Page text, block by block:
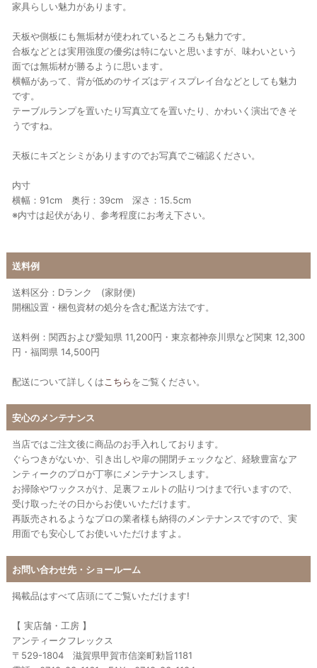
家具らしい魅力があります。
天板や側板にも無垢材が使われているところも魅力です。
合板などとは実用強度の優劣は特にないと思いますが、味わいという
面では無垢材が勝るように思います。
横幅があって、背が低めのサイズはディスプレイ台などとしても魅力
です。
テーブルランプを置いたり写真立てを置いたり、かわいく演出できそ
うですね。
天板にキズとシミがありますのでお写真でご確認ください。
内寸
横幅：91cm 奥行：39cm 深さ：15.5cm
※内寸は起伏があり、参考程度にお考え下さい。
送料例
送料区分：Dランク (家財便)
開梱設置・梱包資材の処分を含む配送方法です。
送料例：関西および愛知県 11,200円・東京都神奈川県など関東 12,300
円・福岡県 14,500円
配送について詳しくは こちらをご覧ください。
安心のメンテナンス
当店ではご注文後に商品のお手入れしております。
ぐらつきがないか、引き出しや扉の開閉チェックなど、経験豊富なア
ンティークのプロが丁寧にメンテナンスします。
お掃除やワックスがけ、足裏フェルトの貼りつけまで行いますので、
受け取ったその日からお使いいただけます。
再販売されるようなプロの業者様も納得のメンテナンスですので、実
用面でも安心してお使いいただけますよ。
お問い合わせ先・ショールーム
掲載品はすべて店頭にてご覧いただけます!
【 実店舗・工房 】
アンティークフレックス
〒529-1804 滋賀県甲賀市信楽町勅旨1181